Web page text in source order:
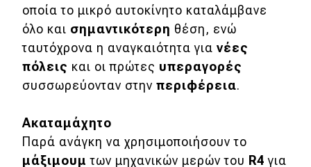
Τεχνολογία
Ασφάλεια
Αγορά
Απόψεις
Test Drive
οποία το μικρό αυτοκίνητο καταλάμβανε
όλο και σημαντικότερη θέση, ενώ
ταυτόχρονα η αναγκαιότητα για νέες
πόλεις και οι πρώτες υπεραγορές
συσσωρεύονταν στην περιφέρεια.
Ακαταμάχητο
Παρά ανάγκη να χρησιμοποιήσουν το
μάξιμουμ των μηχανικών μερών του R4 για